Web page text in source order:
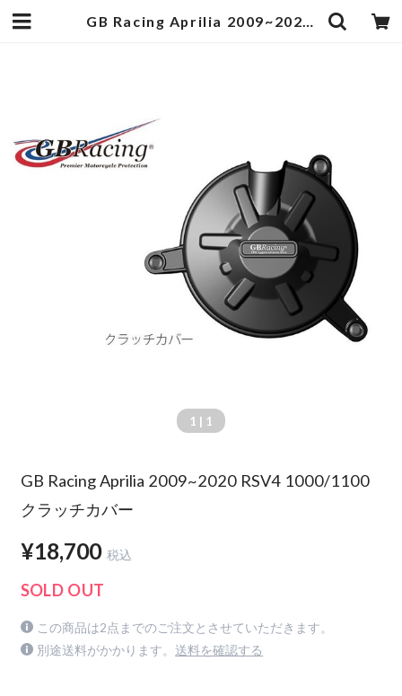
GB Racing Aprilia 2009~2020 RSV4 1000/1100 クラッチカバー | egukengarage
1 | 1
GB Racing Aprilia 2009~2020 RSV4 1000/1100
クラッチカバー
¥18,700 税込
SOLD OUT
この商品は2点までのご注文とさせていただきます。
別途送料がかかります。 送料を確認する